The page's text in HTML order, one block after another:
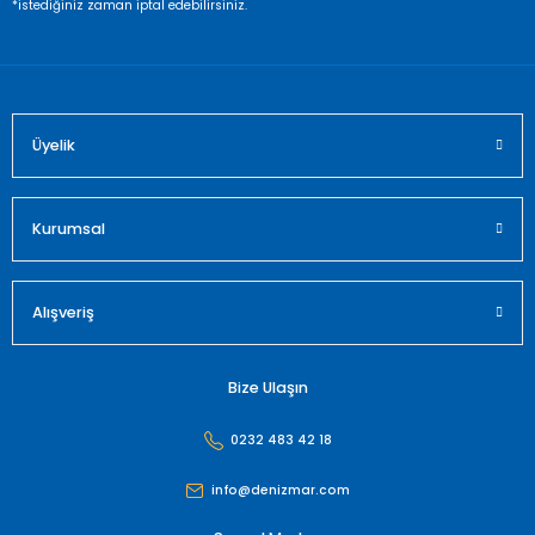
*istediğiniz zaman iptal edebilirsiniz.
Üyelik
Kurumsal
Alışveriş
Bize Ulaşın
0232 483 42 18
info@denizmar.com